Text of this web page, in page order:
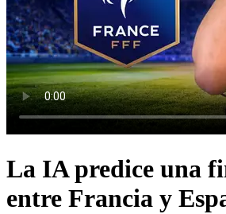
La IA predice una
entre Francia y